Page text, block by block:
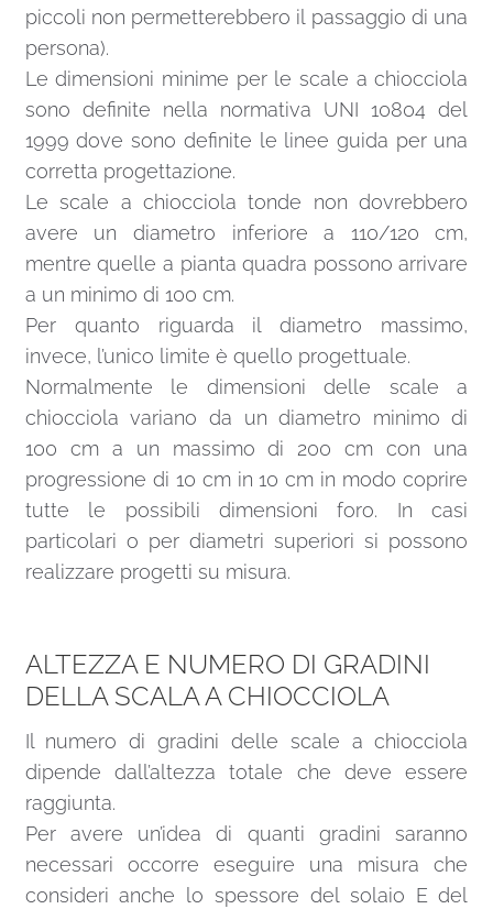
piccoli non permetterebbero il passaggio di una
persona).
Le dimensioni minime per le scale a chiocciola
sono definite nella normativa UNI 10804 del
1999 dove sono definite le linee guida per una
corretta progettazione.
Le scale a chiocciola tonde non dovrebbero
avere un diametro inferiore a 110/120 cm,
mentre quelle a pianta quadra possono arrivare
a un minimo di 100 cm.
Per quanto riguarda il diametro massimo,
invece, l’unico limite è quello progettuale.
Normalmente le dimensioni delle scale a
chiocciola variano da un diametro minimo di
100 cm a un massimo di 200 cm con una
progressione di 10 cm in 10 cm in modo coprire
tutte le possibili dimensioni foro. In casi
particolari o per diametri superiori si possono
realizzare progetti su misura.
ALTEZZA E NUMERO DI GRADINI
DELLA SCALA A CHIOCCIOLA
Il numero di gradini delle scale a chiocciola
dipende dall’altezza totale che deve essere
raggiunta.
Per avere un’idea di quanti gradini saranno
necessari occorre eseguire una misura che
consideri anche lo spessore del solaio E del